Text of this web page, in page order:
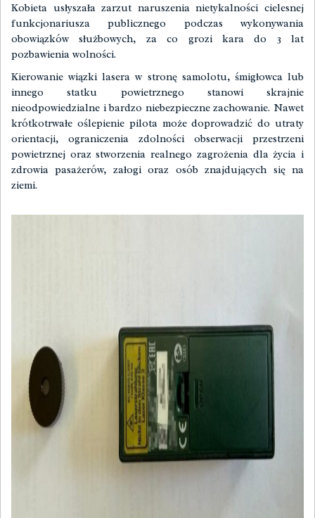
Kobieta usłyszała zarzut naruszenia nietykalności cielesnej
funkcjonariusza publicznego podczas wykonywania
obowiązków służbowych, za co grozi kara do 3 lat
pozbawienia wolności.
Kierowanie wiązki lasera w stronę samolotu, śmigłowca lub
innego statku powietrznego stanowi skrajnie
nieodpowiedzialne i bardzo niebezpieczne zachowanie. Nawet
krótkotrwałe oślepienie pilota może doprowadzić do utraty
orientacji, ograniczenia zdolności obserwacji przestrzeni
powietrznej oraz stworzenia realnego zagrożenia dla życia i
zdrowia pasażerów, załogi oraz osób znajdujących się na
ziemi.